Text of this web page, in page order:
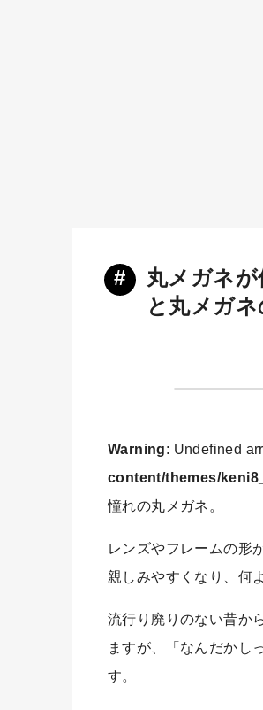
#
丸メガネ
と丸メガネ
Warning: Undefined
content/themes/
憧れの丸メガネ。
レンズやフレームの形
親しみやすくなり、何
流行り廃りのない昔か
ますが、「なんだかし
す。